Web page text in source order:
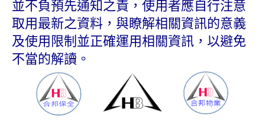
並不負預先通知之責，使用者應自行注意
取用最新之資料，與瞭解相關資訊的意義
及使用限制並正確運用相關資訊，以避免
不當的解讀。